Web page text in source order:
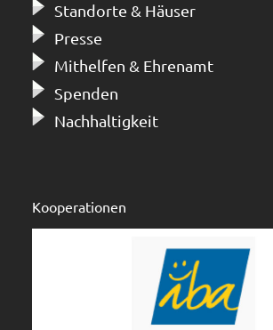
Standorte & Häuser
Presse
Mithelfen & Ehrenamt
Spenden
Nachhaltigkeit
Kooperationen